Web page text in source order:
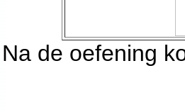
Na de oefening